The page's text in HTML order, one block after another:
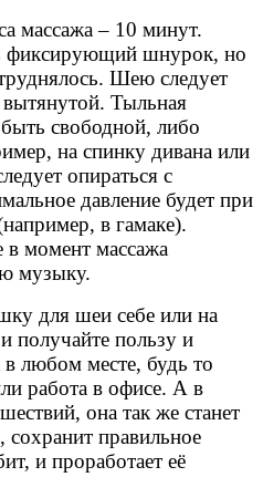
массажа – 10 минут.
фиксирующий шнурок, но
Шею следует
вытянутой. Тыльная
свободной, либо
на спинку дивана или
опираться с
давление будет при
в гамаке).
момент массажа
музыку.
для шеи себе или на
получайте пользу и
в любом месте, будь то
работа в офисе. А в
она так же станет
правильное
и проработает её